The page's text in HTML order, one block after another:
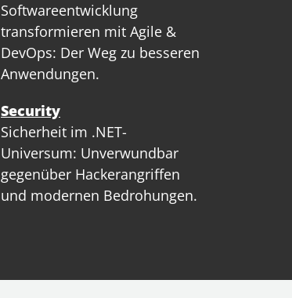
Softwareentwicklung
transformieren mit Agile &
DevOps: Der Weg zu besseren
Anwendungen.
Security
Sicherheit im .NET-
Universum: Unverwundbar
gegenüber Hackerangriffen
und modernen Bedrohungen.